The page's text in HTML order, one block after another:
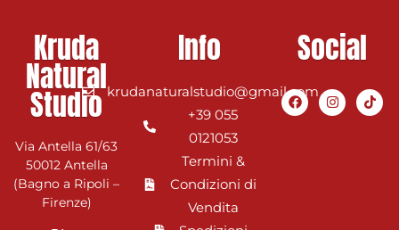
Kruda
Natural
Studio
Via Antella 61/63
50012 Antella
(Bagno a Ripoli –
Firenze)
Info
krudanaturalstudio@gmail.com
+39 055
0121053
Termini &
Condizioni di
Vendita
Social